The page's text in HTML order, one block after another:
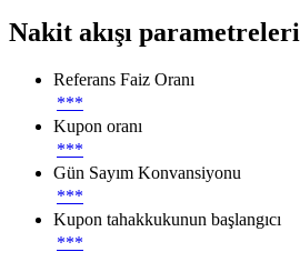
Nakit akışı parametreleri
Referans Faiz Oranı
***
Kupon oranı
***
Gün Sayım Konvansiyonu
***
Kupon tahakkukunun başlangıcı
***